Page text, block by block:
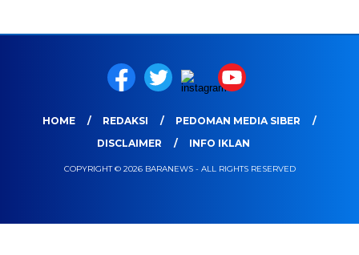
HOME REDAKSI
PEDOMAN MEDIA SIBER
DISCLAIMER
INFO IKLAN
COPYRIGHT © 2026 BARANEWS - ALL RIGHTS RESERVED